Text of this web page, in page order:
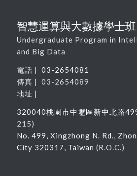
智慧運算與大數據學士班
Undergraduate Program in
and Big Data
電話 | 03-2654081
傳真 | 03-2654089
地址 |
320040桃園市中壢區新中北路
215)
No. 499, Xingzhong N. Rd.,
City 320317, Taiwan (R.O.C.)